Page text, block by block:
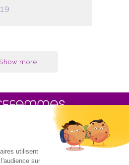
Show more
Baron - 75017 PARIS